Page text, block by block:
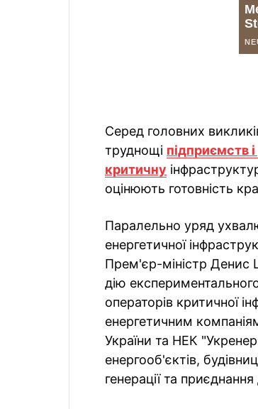
Серед головних
труднощі підприємств
критичну
оцінюють готовність
Паралельно уряд
енергетичної
Прем'єр-міністр Денис
дію експериментального
операторів критичної
енергетичним
України та НЕК
енергооб'єктів,
генерації та